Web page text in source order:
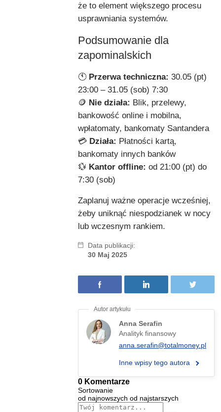
że to element większego procesu
usprawniania systemów.
Podsumowanie dla
zapominalskich
🕚 Przerwa techniczna: 30.05 (pt)
23:00 – 31.05 (sob) 7:30
🪙 Nie działa: Blik, przelewy,
bankowość online i mobilna,
wpłatomaty, bankomaty Santandera
💳 Działa: Płatności kartą,
bankomaty innych banków
💱 Kantor offline: od 21:00 (pt) do
7:30 (sob)
Zaplanuj ważne operacje wcześniej,
żeby uniknąć niespodzianek w nocy
lub wczesnym rankiem.
Data publikacji:
30 Maj 2025
Anna Serafin
Analityk finansowy
anna.serafin@totalmoney.pl
Inne wpisy tego autora
0 Komentarze
Sortowanie
od najnowszych od najstarszych